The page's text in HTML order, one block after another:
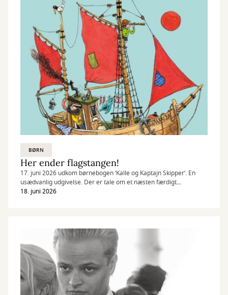
BØRN
Her ender flagstangen!
17. juni 2026 udkom børnebogen ’Kalle og Kaptajn Skipper’. En
usædvanlig udgivelse. Der er tale om et næsten færdigt
manuskript fundet mange år efter forfatterens død, og af en
18. juni 2026